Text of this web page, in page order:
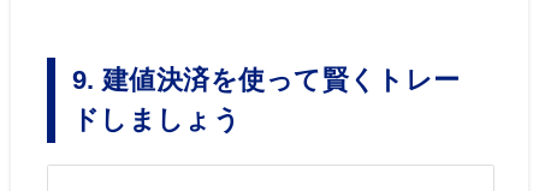
9. 建値決済を使って賢くトレー
ドしましょう